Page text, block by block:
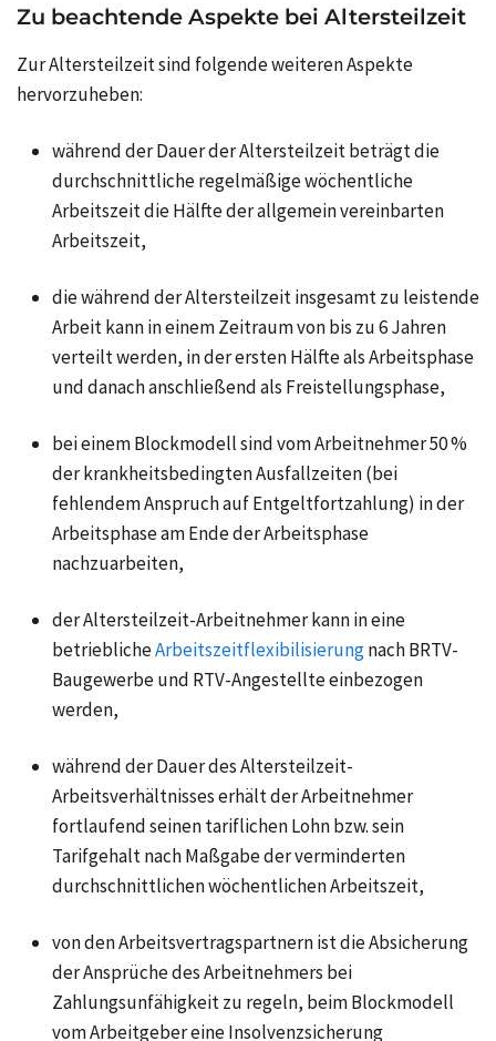
Zu beachtende Aspekte bei Altersteilzeit
Zur Altersteilzeit sind folgende weiteren Aspekte
hervorzuheben:
während der Dauer der Altersteilzeit beträgt die
durchschnittliche regelmäßige wöchentliche
Arbeitszeit die Hälfte der allgemein vereinbarten
Arbeitszeit,
die während der Altersteilzeit insgesamt zu leistende
Arbeit kann in einem Zeitraum von bis zu 6 Jahren
verteilt werden, in der ersten Hälfte als Arbeitsphase
und danach anschließend als Freistellungsphase,
bei einem Blockmodell sind vom Arbeitnehmer 50 %
der krankheitsbedingten Ausfallzeiten (bei
fehlendem Anspruch auf Entgeltfortzahlung) in der
Arbeitsphase am Ende der Arbeitsphase
nachzuarbeiten,
der Altersteilzeit-Arbeitnehmer kann in eine
betrieblicheArbeitszeitflexibilisierungnach BRTV-
Baugewerbe und RTV-Angestellte einbezogen
werden,
während der Dauer des Altersteilzeit-
Arbeitsverhältnisses erhält der Arbeitnehmer
fortlaufend seinen tariflichen Lohn bzw. sein
Tarifgehalt nach Maßgabe der verminderten
durchschnittlichen wöchentlichen Arbeitszeit,
von den Arbeitsvertragspartnern ist die Absicherung
der Ansprüche des Arbeitnehmers bei
Zahlungsunfähigkeit zu regeln, beim Blockmodell
vom Arbeitgeber eine Insolvenzsicherung